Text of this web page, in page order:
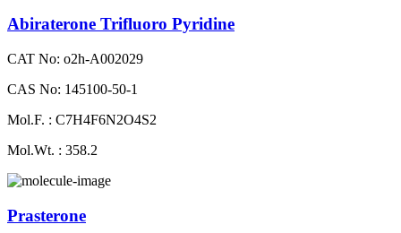
Abiraterone Trifluoro Pyridine
CAT No: o2h-A002029
CAS No: 145100-50-1
Mol.F. : C7H4F6N2O4S2
Mol.Wt. : 358.2
Prasterone